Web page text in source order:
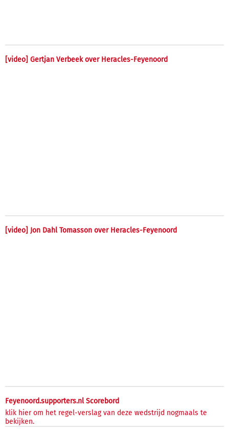
[video] Gertjan Verbeek over Heracles-Feyenoord
[video] Jon Dahl Tomasson over Heracles-Feyenoord
Feyenoord.supporters.nl Scorebord
klik hier om het regel-verslag van deze wedstrijd nogmaals te
bekijken.